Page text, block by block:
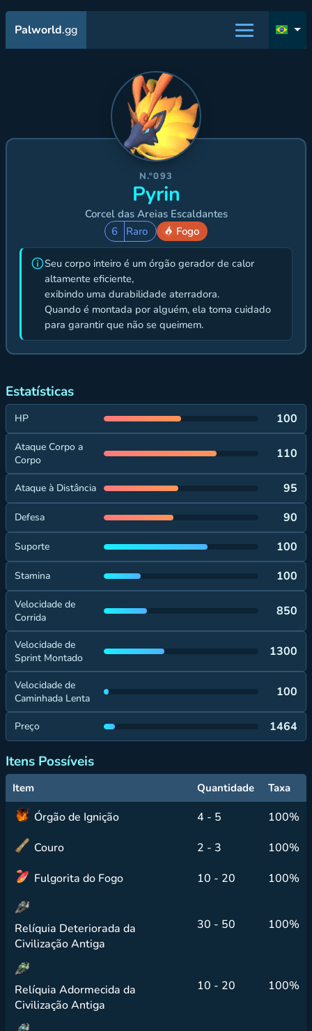
Palworld.gg
N.º093
Pyrin
Corcel das Areias Escaldantes
6
Raro Fogo
Seu corpo inteiro é um órgão gerador de calor
altamente eficiente,
exibindo uma durabilidade aterradora.
Quando é montada por alguém, ela toma cuidado
para garantir que não se queimem.
Estatísticas
HP 100
Ataque Corpo a
Corpo
110
Ataque à Distância 95
Defesa 90
Suporte 100
Stamina 100
Velocidade de
Corrida
850
Velocidade de
Sprint Montado
1300
Velocidade de
Caminhada Lenta
100
Preço 1464
Itens Possíveis
Item Quantidade Taxa
Órgão de Ignição 4 - 5
100%
Couro
2 - 3
100%
Fulgorita do Fogo
10 - 20 100%
Relíquia Deteriorada da
Civilização Antiga
30 - 50 100%
Relíquia Adormecida da
Civilização Antiga
10 - 20 100%